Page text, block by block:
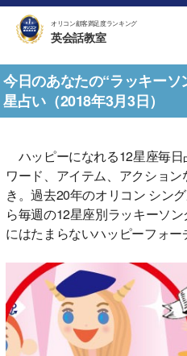
オリコン顧客満足度ランキング
英会話教室
今日のあなたの“ラッキー
星占い（2018年3月3日）
ハッピーになれる12星座毎
ワード、アイテム、アクショ
き。過去20年のオリコン シン
ら毎週の12星座別ラッキーソ
にはたまらないハッピーフォー